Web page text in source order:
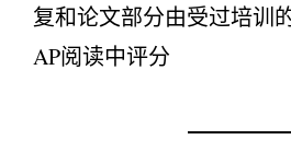
复和论文部分由受过培训
AP阅读中评分